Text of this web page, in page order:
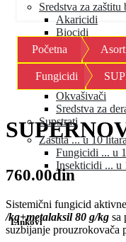
Sredstva za zaštitu
Akaricidi
Biocidi
Fungicidi
Herbicidi
Insekticidi
Moluskocidi
Okvašivači
Sredstva za
Supstrati
Zaštita ... u 10 litara
Fungicidi ... u
Insekticidi ... u
Linkovi
Početna
Fungicidi
760.00din
Sistemični fungicid
/kg+metalaksil 80 g/kg sa
suzbijanje prouzrokovača